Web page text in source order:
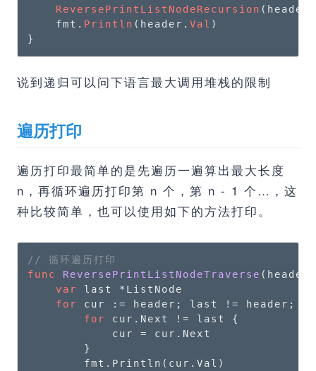
ReversePrintListNodeRecursion (header.
    fmt.
Println (header. Val )
}
说到递归可以问下语言最大调用堆栈的限制
遍历打印
遍历打印最简单的是先遍历一遍算出最大长度
n，再循环遍历打印第 n 个，第 n - 1 个…，这
种比较简单，也可以使用如下的方法打印。
// 循环遍历打印
func
ReversePrintListNodeTraverse
var
last *ListNode
for
cur := header; last != header;
for
cur.Next != last {
            cur = cur.Next
        }
        fmt.Println(cur.Val)